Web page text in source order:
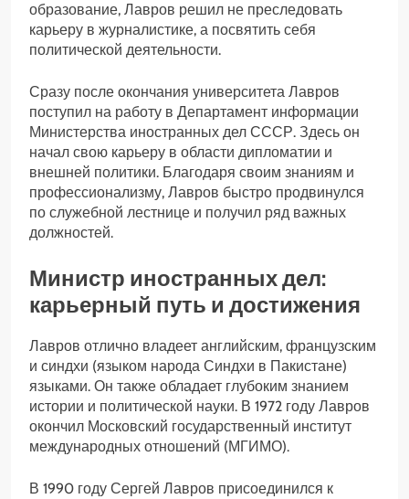
образование, Лавров решил не преследовать
карьеру в журналистике, а посвятить себя
политической деятельности.
Сразу после окончания университета Лавров
поступил на работу в Департамент информации
Министерства иностранных дел СССР. Здесь он
начал свою карьеру в области дипломатии и
внешней политики. Благодаря своим знаниям и
профессионализму, Лавров быстро продвинулся
по служебной лестнице и получил ряд важных
должностей.
Министр иностранных дел:
карьерный путь и достижения
Лавров отлично владеет английским, французским
и синдхи (языком народа Синдхи в Пакистане)
языками. Он также обладает глубоким знанием
истории и политической науки. В 1972 году Лавров
окончил Московский государственный институт
международных отношений (МГИМО).
В 1990 году Сергей Лавров присоединился к